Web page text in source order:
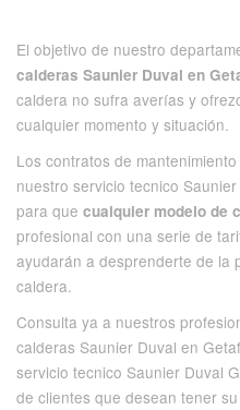
El objetivo de nuestro
calderas Saunier Duval en
caldera no sufra averías y
cualquier momento y situación.
Los contratos de
nuestro servicio tecnico
para que cualquier modelo de
profesional con una serie de
ayudarán a desprenderte de la
caldera.
Consulta ya a nuestros
calderas Saunier Duval en
servicio tecnico Saunier Duval
de clientes que desean tener